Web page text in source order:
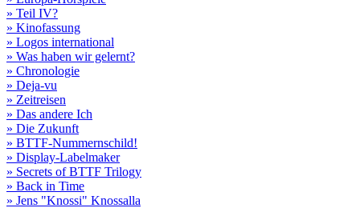
» Teil IV?
» Kinofassung
» Logos international
» Was haben wir gelernt?
» Chronologie
» Deja-vu
» Zeitreisen
» Das andere Ich
» Die Zukunft
» BTTF-Nummernschild!
» Display-Labelmaker
» Secrets of BTTF Trilogy
» Back in Time
» Jens "Knossi" Knossalla